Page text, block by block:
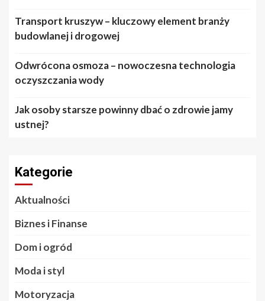
Transport kruszyw – kluczowy element branży
budowlanej i drogowej
Odwrócona osmoza – nowoczesna technologia
oczyszczania wody
Jak osoby starsze powinny dbać o zdrowie jamy
ustnej?
Kategorie
Aktualności
Biznes i Finanse
Dom i ogród
Moda i styl
Motoryzacja